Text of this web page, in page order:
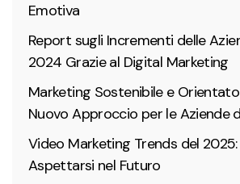
Emotiva
Report sugli Incrementi delle
2024 Grazie al Digital Marketing
Marketing Sostenibile e Orientato
Nuovo Approccio per le Aziende
Video Marketing Trends del
Aspettarsi nel Futuro